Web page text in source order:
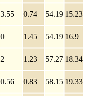
3.55 0.74 54.19 15.23
0 1.45 54.19 16.9
2 1.23 57.27 18.34
0.56 0.83 58.15 19.33